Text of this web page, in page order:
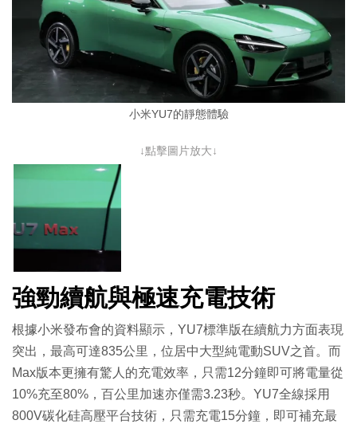
小米YU7的靜態體驗
↓點擊圖片放大↓
強勁續航與極速充電技術
根據小米發布會的資料顯示，YU7標準版在續航力方面表現
突出，最高可達835公里，位居中大型純電動SUV之首。而
Max版本更擁有驚人的充電效率，只需12分鐘即可將電量從
10%充至80%，百公里加速亦僅需3.23秒。YU7全線採用
800V碳化硅高壓平台技術，只需充電15分鐘，即可補充最